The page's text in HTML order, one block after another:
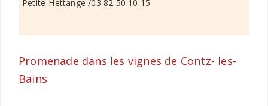
Petite-Hettange /03 82 50 10 15
Promenade dans les vignes de Contz- les-
Bains